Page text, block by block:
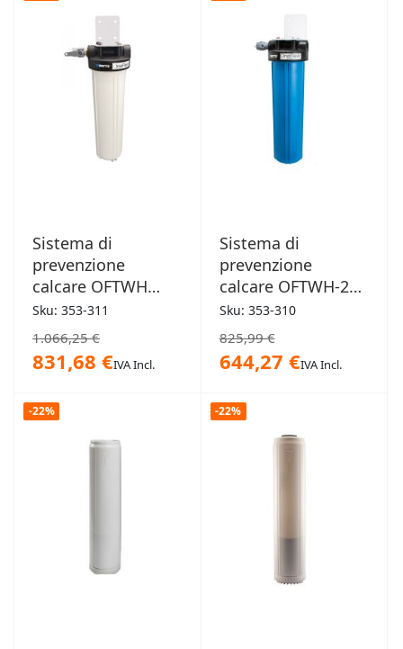
Sistema di
prevenzione
calcare OFTWH
38L/min
Sku: 353-311
1.066,25 €
831,68 €IVA Incl.
Sistema di
prevenzione
calcare OFTWH-2
22L/min
Sku: 353-310
825,99 €
644,27 €IVA Incl.
-22% -22%